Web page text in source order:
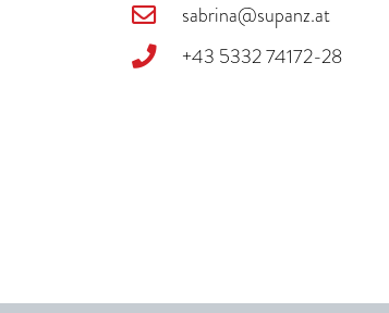
sabrina@supanz.at
+43 5332 74172-28